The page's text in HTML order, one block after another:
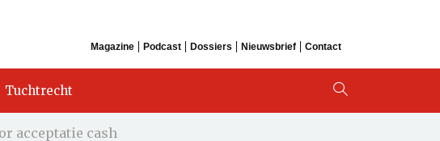
Magazine Podcast Dossiers Nieuwsbrief Contact
Tuchtrecht
acceptatie cash